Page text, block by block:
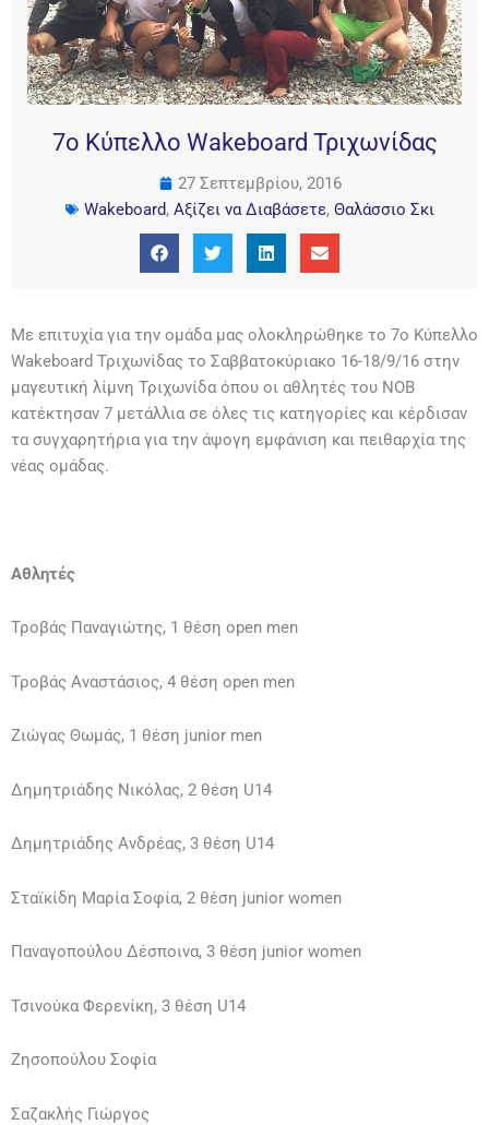
7ο Κύπελλο Wakeboard Τριχωνίδας
27 Σεπτεμβρίου, 2016
Wakeboard, Αξίζει να Διαβάσετε, Θαλάσσιο Σκι
Με επιτυχία για την ομάδα μας ολοκληρώθηκε το 7ο Κύπελλο
Wakeboard Τριχωνίδας το Σαββατοκύριακο 16-18/9/16 στην
μαγευτική λίμνη Τριχωνίδα όπου οι αθλητές του ΝΟΒ
κατέκτησαν 7 μετάλλια σε όλες τις κατηγορίες και κέρδισαν
τα συγχαρητήρια για την άψογη εμφάνιση και πειθαρχία της
νέας ομάδας.
Αθλητές
Τροβάς Παναγιώτης, 1 θέση open men
Τροβάς Αναστάσιος, 4 θέση open men
Zιώγας Θωμάς, 1 θέση junior men
Δημητριάδης Νικόλας, 2 θέση U14
Δημητριάδης Ανδρέας, 3 θέση U14
Σταϊκίδη Μαρία Σοφία, 2 θέση junior women
Παναγοπούλου Δέσποινα, 3 θέση junior women
Τσινούκα Φερενίκη, 3 θέση U14
Ζησοπούλου Σοφία
Σαζακλής Γιώργος